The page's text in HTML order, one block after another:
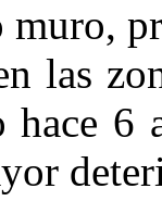
muro,
las
6